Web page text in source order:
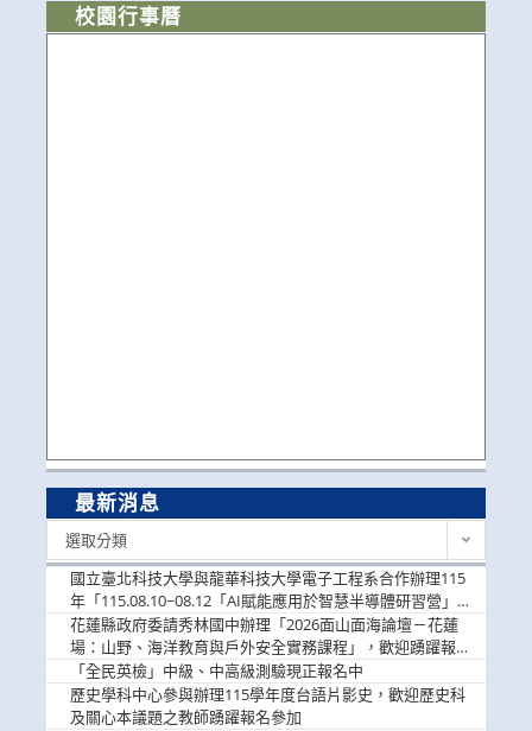
校園行事曆
最新消息
選取分類
國立臺北科技大學與龍華科技大學電子工程系合作辦理115
年「115.08.10~08.12「AI賦能應用於智慧半導體研習營」，
歡迎學生踴躍報名參加
花蓮縣政府委請秀林國中辦理「2026面山面海論壇－花蓮
場：山野、海洋教育與戶外安全實務課程」，歡迎踴躍報名
參加
「全民英檢」中級、中高級測驗現正報名中
歷史學科中心參與辦理115學年度台語片影史，歡迎歷史科
及關心本議題之教師踴躍報名參加